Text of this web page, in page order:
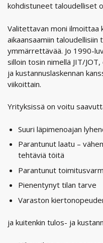
kohdistuneet taloudelliset
Valitettavan moni ilmoittaa
aikaansaamiin taloudellisiin
ymmärrettävää. Jo 1990-
silloin tosin nimellä JIT/
ja kustannuslaskennan
viikoittain.
Yrityksissä on voitu
Suuri läpimenoajan
Parantunut laatu –
tehtäviä töitä
Parantunut
Pienentynyt tilan tarve
Varaston
ja kuitenkin tulos- ja